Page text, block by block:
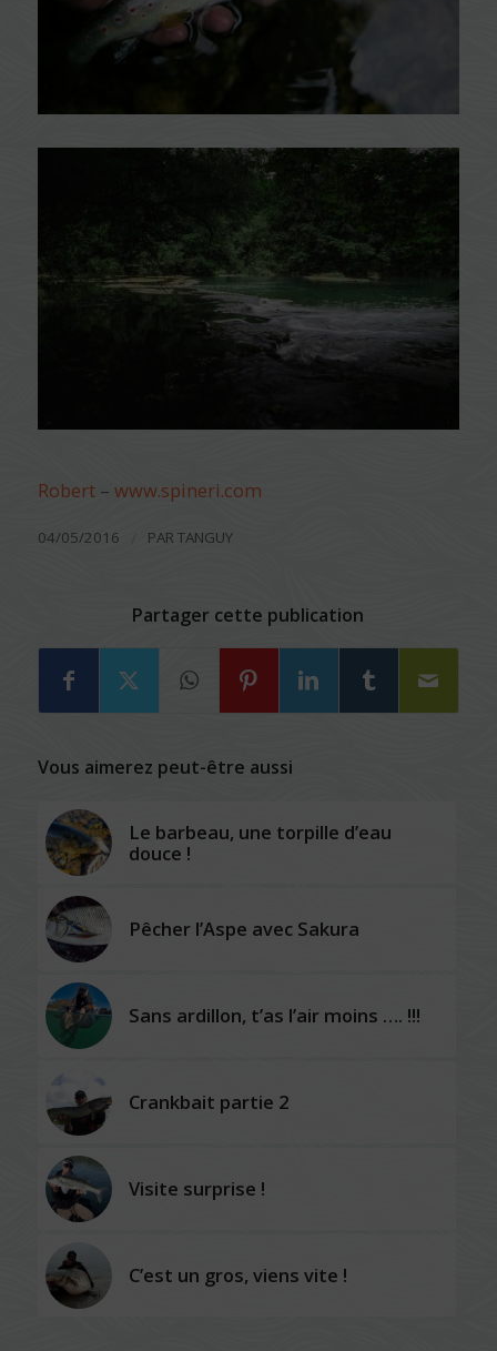
Robert– www.spineri.com
04/05/2016 PAR TANGUY
Partager cette publication
Vous aimerez peut-être aussi
Le barbeau, une torpille d’eau
douce !
Pêcher l’Aspe avec Sakura
Sans ardillon, t’as l’air moins …. !!!
Crankbait partie 2
Visite surprise !
C’est un gros, viens vite !